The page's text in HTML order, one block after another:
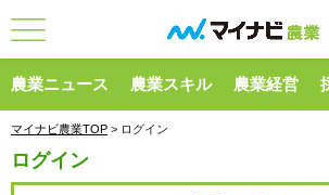
農業ニュース 農業スキル 農業経営
マイナビ農業TOP > ログイン
ログイン